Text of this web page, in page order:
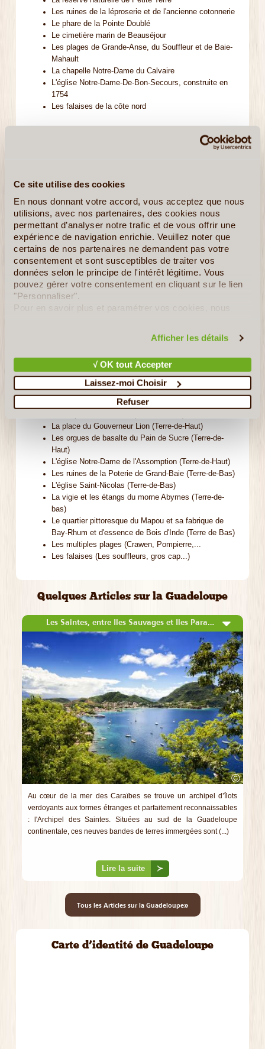
Ce site utilise des cookies
En nous donnant votre accord, vous acceptez que nous
utilisions, avec nos partenaires, des cookies nous
permettant d’analyser notre trafic et de vous offrir une
expérience de navigation enrichie. Veuillez noter que
certains de nos partenaires ne demandent pas votre
consentement et sont susceptibles de traiter vos
données selon le principe de l'intérêt légitime. Vous
pouvez gérer votre consentement en cliquant sur le lien
"Personnaliser".
Pour en savoir plus et paramétrer vos cookies, nous
Afficher les détails
√ OK tout Accepter
Laissez-moi Choisir
Refuser
Les ruines de la léproserie et de l'ancienne cotonnerie
Le phare de la Pointe Doublé
Le cimetière marin de Beauséjour
Les plages de Grande-Anse, du Souffleur et de Baie-
Mahault
La chapelle Notre-Dame du Calvaire
L'église Notre-Dame-De-Bon-Secours, construite en
1754
Les falaises de la côte nord
de la distillerie Bellevue).
Nombreuses habitations coloniales et anciennes
sucreries (Habitation Murat).
La Mare au Punch.
Le site "Gueule Grand Gouffre".
L'archipel des Saintes (Terre-de-Haut et Terre-
de-Bas)
Le musée et le jardin botanique du fort Napoléon
Les ruines du lazaret et du fort Joséphine de l'îlet à
Les batteries Caroline (morne Morel) et Modèle
(Morne du Chameau)
Le cimetière marin de Terre-de-Haut
Le phare du Port des Saintes (Terre-de-Haut)
La place du Gouverneur Lion (Terre-de-Haut)
Les orgues de basalte du Pain de Sucre (Terre-de-
Haut)
L'église Notre-Dame de l'Assomption (Terre-de-Haut)
Les ruines de la Poterie de Grand-Baie (Terre-de-Bas)
L'église Saint-Nicolas (Terre-de-Bas)
La vigie et les étangs du morne Abymes (Terre-de-
bas)
Le quartier pittoresque du Mapou et sa fabrique de
Bay-Rhum et d'essence de Bois d'Inde (Terre de Bas)
Les multiples plages (Crawen, Pompierre,...
Les falaises (Les souffleurs, gros cap...)
Quelques Articles sur la Guadeloupe
Les Saintes, entre Iles Sauvages et Iles Paradisiaques
©
Au cœur de la mer des Caraïbes se trouve un archipel d’îlots
verdoyants aux formes étranges et parfaitement reconnaissables
: l'Archipel des Saintes. Situées au sud de la Guadeloupe
continentale, ces neuves bandes de terres immergées sont (...)
Lire la suite ≻
Tous les Articles sur la Guadeloupe»
Carte d’identité de Guadeloupe